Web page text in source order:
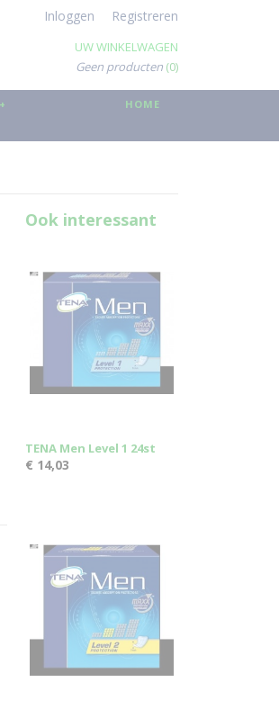
Inloggen Registreren
UW WINKELWAGEN
Geen producten (0)
HOME
+
Ook interessant
TENA Men Level 1 24st
€ 14,03